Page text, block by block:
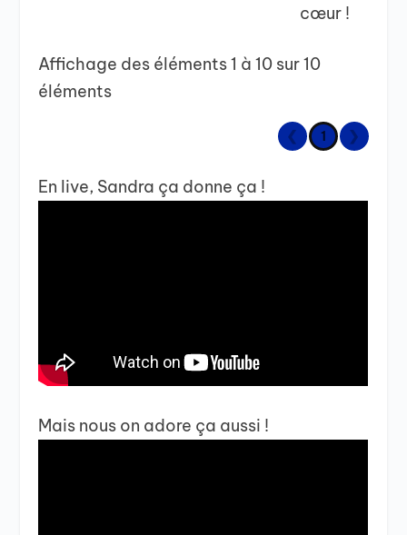
cœur !
Affichage des éléments 1 à 10 sur 10
éléments
❮ 1 ❯
En live, Sandra ça donne ça !
Mais nous on adore ça aussi !